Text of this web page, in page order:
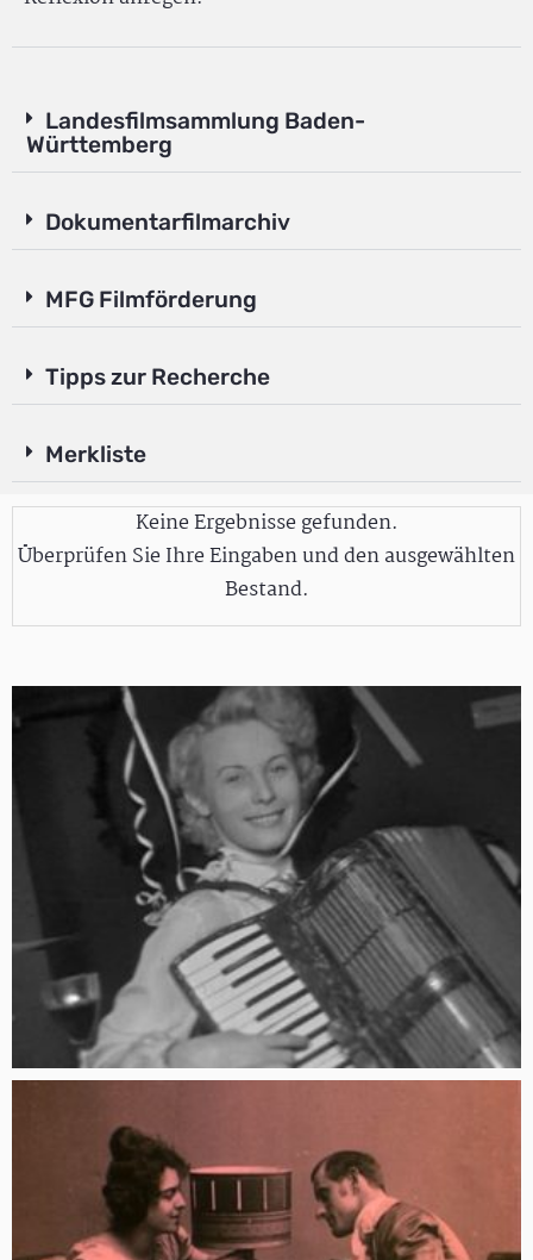
Landesfilmsammlung Baden-
Württemberg
Dokumentarfilmarchiv
MFG Filmförderung
Tipps zur Recherche
Merkliste
Keine Ergebnisse gefunden.
Überprüfen Sie Ihre Eingaben und den ausgewählten
Bestand.